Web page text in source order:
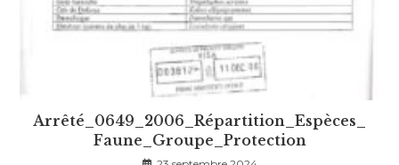
Arrêté_0649_2006_Répartition_Espèces_
Faune_Groupe_Protection